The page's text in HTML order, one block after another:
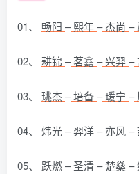
01、 畅阳 –熙年–杰尚 –
02、 耕锦 –茗鑫 –兴羿–
03、 珧杰 –培备–瑗宁 –
04、 炜光–羿洋–亦风–
05、 跃燃–圣清–楚燊 –